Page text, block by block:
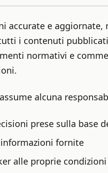
accurate e aggiornate,
tutti i contenuti
normativi e
alcuna
prese sulla base
fornite
alle proprie